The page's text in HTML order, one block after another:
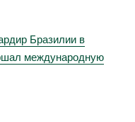
Бразилии в
международную